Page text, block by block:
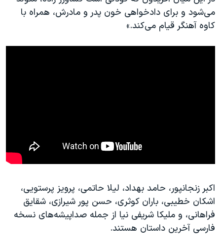
می‌شود و برای دادخواهی خون پدر و مادرش، همراه با
کاوه آهنگر قیام می‌کند.»
اکبر زنجانپور، حامد بهداد، لیلا حاتمی، پرویز پرستویی،
اشکان خطیبی، باران کوثری، حسن پور شیرازی، شقایق
فراهانی، و ملیکا شریفی نیا از جمله صداپیشه‌های نسخه
فارسی آخرین داستان هستند.